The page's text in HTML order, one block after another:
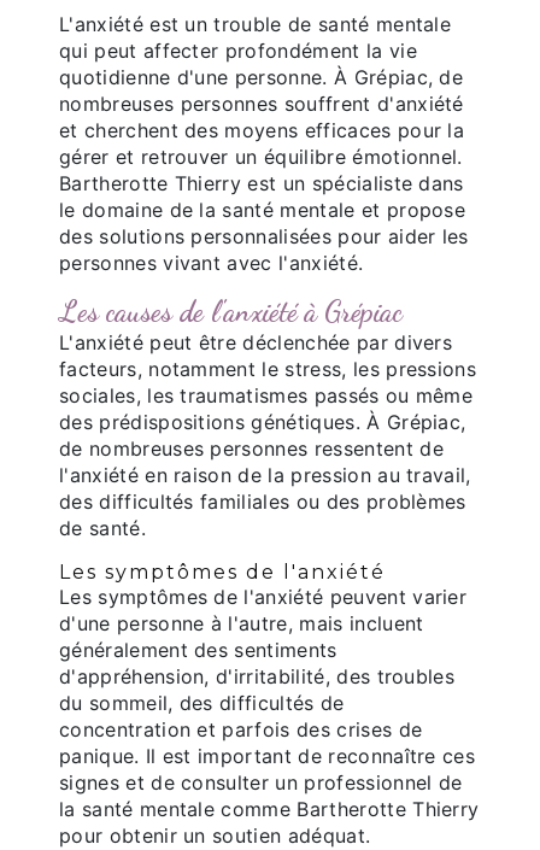
L'anxiété est un trouble de santé mentale
qui peut affecter profondément la vie
quotidienne d'une personne. À Grépiac, de
nombreuses personnes souffrent d'anxiété
et cherchent des moyens efficaces pour la
gérer et retrouver un équilibre émotionnel.
Bartherotte Thierry est un spécialiste dans
le domaine de la santé mentale et propose
des solutions personnalisées pour aider les
personnes vivant avec l'anxiété.
Les causes de l'anxiété à Grépiac
L'anxiété peut être déclenchée par divers
facteurs, notamment le stress, les pressions
sociales, les traumatismes passés ou même
des prédispositions génétiques. À Grépiac,
de nombreuses personnes ressentent de
l'anxiété en raison de la pression au travail,
des difficultés familiales ou des problèmes
de santé.
Les symptômes de l'anxiété
Les symptômes de l'anxiété peuvent varier
d'une personne à l'autre, mais incluent
généralement des sentiments
d'appréhension, d'irritabilité, des troubles
du sommeil, des difficultés de
concentration et parfois des crises de
panique. Il est important de reconnaître ces
signes et de consulter un professionnel de
la santé mentale comme Bartherotte Thierry
pour obtenir un soutien adéquat.